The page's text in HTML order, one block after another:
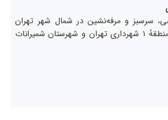
سرسبز و مرفه‌نشین در شمال شهر تهران
(منطقهٔ شمیران) است. این محله در منطقهٔ ۱ شهرداری تهران و شهرستان شمیرانات